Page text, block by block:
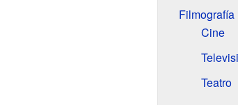
Filmografía
Cine
Teatro